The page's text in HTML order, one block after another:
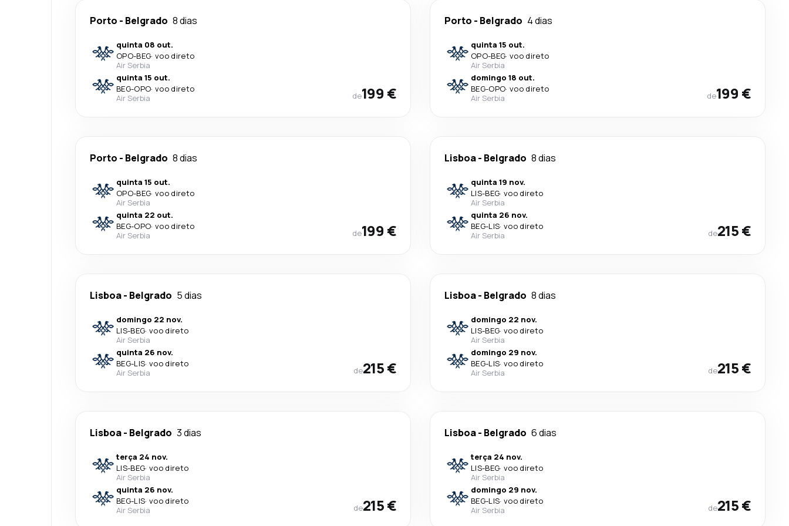
Porto - Belgrado 8 dias
quinta 08 out.
OPO-BEG· voo direto
Air Serbia
quinta 15 out.
BEG-OPO· voo direto
Air Serbia
de199 €
Porto - Belgrado 4 dias
quinta 15 out.
OPO-BEG· voo direto
Air Serbia
domingo 18 out.
BEG-OPO· voo direto
Air Serbia
de199 €
Porto - Belgrado 8 dias
quinta 15 out.
OPO-BEG· voo direto
Air Serbia
quinta 22 out.
BEG-OPO· voo direto
Air Serbia
de199 €
Lisboa- Belgrado 8 dias
quinta 19 nov.
LIS-BEG· voo direto
Air Serbia
quinta 26 nov.
BEG-LIS· voo direto
Air Serbia
de215 €
Lisboa- Belgrado 5 dias
domingo 22 nov.
LIS-BEG· voo direto
Air Serbia
quinta 26 nov.
BEG-LIS· voo direto
Air Serbia
de215 €
Lisboa- Belgrado 8 dias
domingo 22 nov.
LIS-BEG· voo direto
Air Serbia
domingo 29 nov.
BEG-LIS· voo direto
Air Serbia
de215 €
Lisboa- Belgrado 3 dias
terça 24 nov.
LIS-BEG· voo direto
Air Serbia
quinta 26 nov.
BEG-LIS· voo direto
Air Serbia
de215 €
Lisboa- Belgrado 6 dias
terça 24 nov.
LIS-BEG· voo direto
Air Serbia
domingo 29 nov.
BEG-LIS· voo direto
Air Serbia
de215 €